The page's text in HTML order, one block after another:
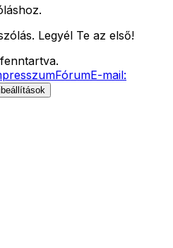
Legyél Te az első!
FórumE-mail: